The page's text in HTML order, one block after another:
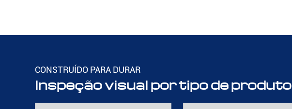
CONSTRUÍDO PARA DURAR
Inspeção visual por tipo de produto